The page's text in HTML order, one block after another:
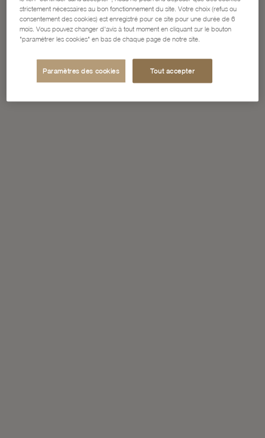
strictement nécessaires au bon fonctionnement du site. Votre choix (refus ou
consentement des cookies) est enregistré pour ce site pour une durée de 6
mois. Vous pouvez changer d'avis à tout moment en cliquant sur le bouton
"paramétrer les cookies" en bas de chaque page de notre site.
Paramètres des cookies Tout accepter